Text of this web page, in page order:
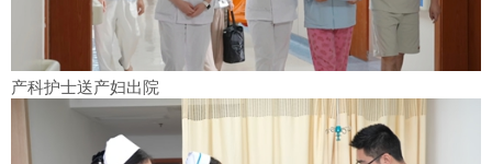
产科护士送产妇出院